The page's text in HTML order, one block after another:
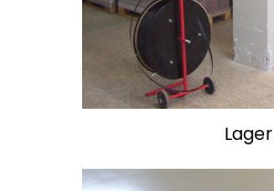
Lager